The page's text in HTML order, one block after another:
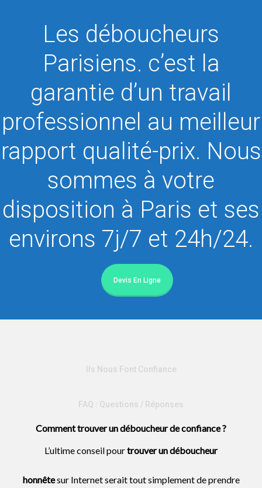
Les déboucheurs
Parisiens. c’est la
garantie d’un travail
professionnel au meilleur
rapport qualité-prix. Nous
sommes à votre
disposition à Paris et ses
environs 7j/7 et 24h/24.
Devis En Ligne
Ils Nous Font Confiance
FAQ : Questions / Réponses
Comment trouver un déboucheur de confiance ?
L’ultime conseil pourtrouver undéboucheur
honnêtesur Internet serait tout simplement de prendre